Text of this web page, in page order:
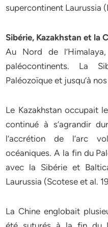
supercontinent Laurussia
Sibérie, Kazakhstan et la
Au Nord de
paléocontinents. La
Paléozoïque et jusqu’à
Le Kazakhstan occupait
continué à s’agrandir
l’accrétion de l’arc
océaniques. A la fin du
avec la Sibérie et
Laurussia (Scotese et al.
La Chine englobait